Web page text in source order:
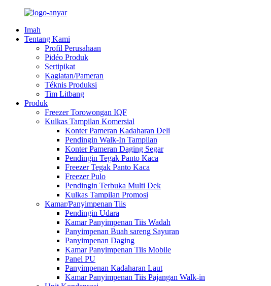
Imah
Tentang Kami
Profil Perusahaan
Pidéo Produk
Sertipikat
Kagiatan/Pameran
Téknis Produksi
Tim Litbang
Produk
Freezer Torowongan IQF
Kulkas Tampilan Komersial
Konter Pameran Kadaharan Deli
Pendingin Walk-In Tampilan
Konter Pameran Daging Segar
Pendingin Tegak Panto Kaca
Freezer Tegak Panto Kaca
Freezer Pulo
Pendingin Terbuka Multi Dek
Kulkas Tampilan Promosi
Kamar/Panyimpenan Tiis
Pendingin Udara
Kamar Panyimpenan Tiis Wadah
Panyimpenan Buah sareng Sayuran
Panyimpenan Daging
Kamar Panyimpenan Tiis Mobile
Panel PU
Panyimpenan Kadaharan Laut
Kamar Panyimpenan Tiis Pajangan Walk-in